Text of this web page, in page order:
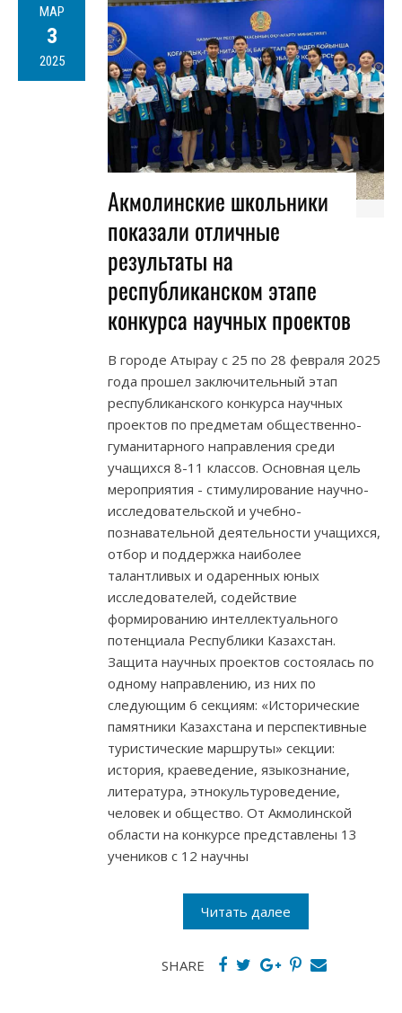
МАР
3
2025
Акмолинские школьники
показали отличные
результаты на
республиканском этапе
конкурса научных проектов
В городе Атырау с 25 по 28 февраля 2025
года прошел заключительный этап
республиканского конкурса научных
проектов по предметам общественно-
гуманитарного направления среди
учащихся 8-11 классов. Основная цель
мероприятия - стимулирование научно-
исследовательской и учебно-
познавательной деятельности учащихся,
отбор и поддержка наиболее
талантливых и одаренных юных
исследователей, содействие
формированию интеллектуального
потенциала Республики Казахстан.
Защита научных проектов состоялась по
одному направлению, из них по
следующим 6 секциям: «Исторические
памятники Казахстана и перспективные
туристические маршруты» секции:
история, краеведение, языкознание,
литература, этнокультуроведение,
человек и общество. От Акмолинской
области на конкурсе представлены 13
учеников с 12 научны
Читать далее
SHARE